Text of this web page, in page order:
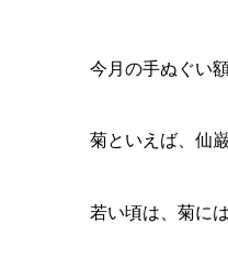
今月の手ぬぐい
菊といえば、仙
若い頃は、菊に